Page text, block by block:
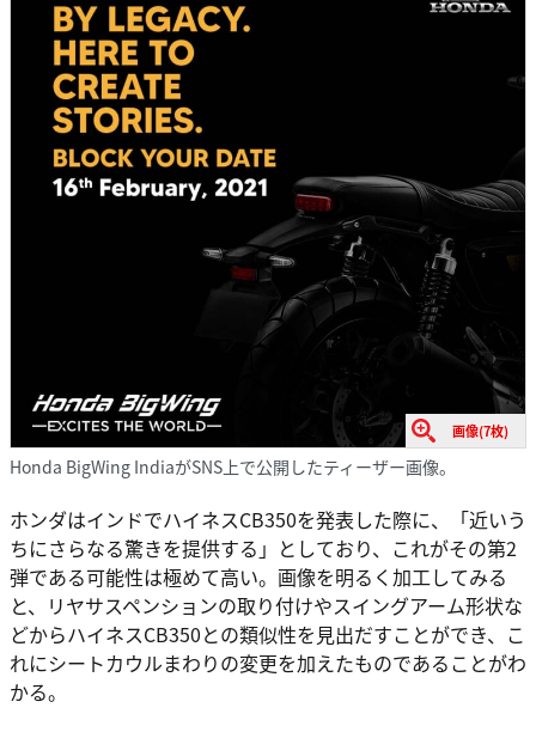
画像(7枚)
Honda BigWing IndiaがSNS上で公開したティーザー画像。
ホンダはインドでハイネスCB350を発表した際に、「近いう
ちにさらなる驚きを提供する」としており、これがその第2
弾である可能性は極めて高い。画像を明るく加工してみる
と、リヤサスペンションの取り付けやスイングアーム形状な
どからハイネスCB350との類似性を見出だすことができ、こ
れにシートカウルまわりの変更を加えたものであることがわ
かる。